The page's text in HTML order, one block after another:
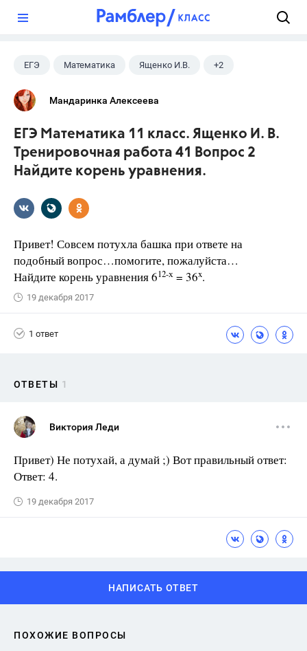
ЕГЭ Математика Ященко И.В. +2
Семенов А.В.
Мандаринка Алексеева
ЕГЭ Математика 11 класс. Ященко И. В.
Тренировочная работа 41 Вопрос 2
Найдите корень уравнения.
Привет! Совсем потухла башка при ответе на
подобный вопрос…помогите, пожалуйста…
Найдите корень уравнения 612-х = 36x.
19 декабря 2017
1 ответ
ОТВЕТЫ 1
Виктория Леди
Привет) Не потухай, а думай ;) Вот правильный ответ:
Ответ: 4.
19 декабря 2017
НАПИСАТЬ ОТВЕТ
ПОХОЖИЕ ВОПРОСЫ